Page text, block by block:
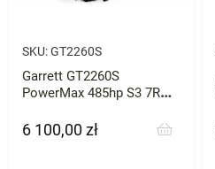
SKU:GT2260S
Garrett GT2260S
PowerMax 485hp S3 7R
Cena
6 100,00 zł